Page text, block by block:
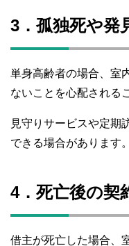
3．孤独死や発
単身高齢者の場合、室
ないことを心配される
見守りサービスや定期
できる場合があります。
4．死亡後の契
借主が死亡した場合、